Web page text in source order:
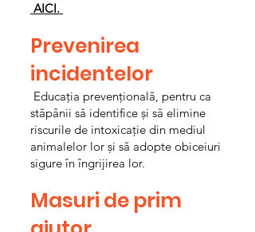
AICI.
Prevenirea
incidentelor
Educația prevențională, pentru ca
stăpânii să identifice și să elimine
riscurile de intoxicație din mediul
animalelor lor și să adopte obiceiuri
sigure în îngrijirea lor.
Masuri de prim